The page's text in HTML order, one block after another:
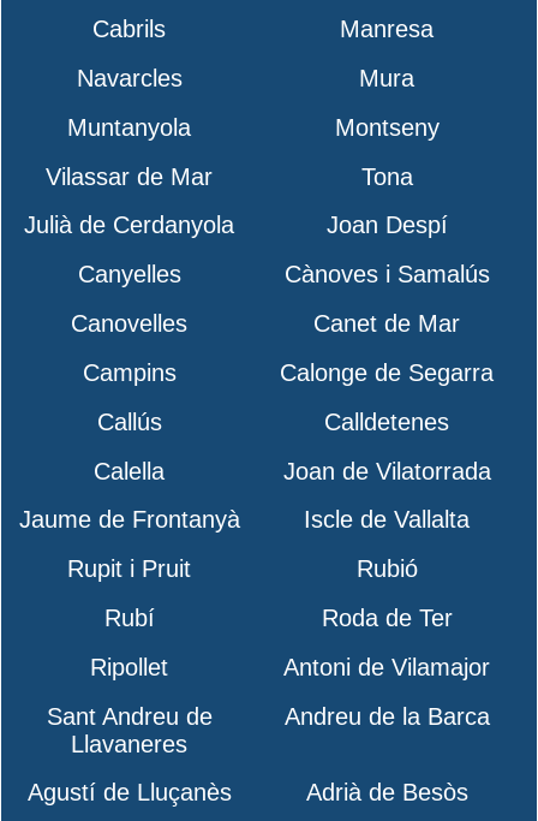
Cabrils
Manresa
Navarcles
Mura
Muntanyola
Montseny
Vilassar de Mar
Tona
Julià de Cerdanyola
Joan Despí
Canyelles
Cànoves i Samalús
Canovelles
Canet de Mar
Campins
Calonge de Segarra
Callús
Calldetenes
Calella
Joan de Vilatorrada
Jaume de Frontanyà
Iscle de Vallalta
Rupit i Pruit
Rubió
Rubí
Roda de Ter
Ripollet
Antoni de Vilamajor
Sant Andreu de
Llavaneres
Andreu de la Barca
Agustí de Lluçanès
Adrià de Besòs